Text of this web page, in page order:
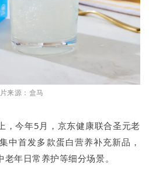
来源：盒马
，今年5月，京东健康联合圣元老
中首发多款蛋白营养补充新品，
年日常养护等细分场景。